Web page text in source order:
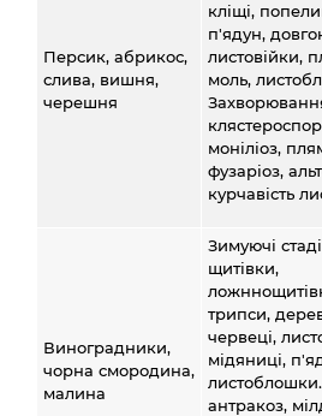
Персик, абрикос,
слива, вишня,
черешня
кліщі,
п'ядун,
листовійки,
моль,
моніліоз,
фузаріоз,
курчавість
Виноградники,
чорна смородина,
малина
Зимуючі
щитівки,
трипси,
червеці,
мідяниці,
антракоз,